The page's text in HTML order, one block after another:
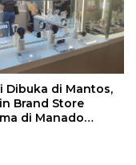
Dibuka di Mantos,
Brand Store
di Manado